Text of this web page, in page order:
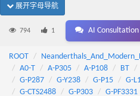
展开字母导航
794 1 AI Consultation
ROOT
A0-T
A-P305 A-P108 BT
G-P287
G-Y238 G-P15 G-
G-CTS2488
G-P303 G-PF3331